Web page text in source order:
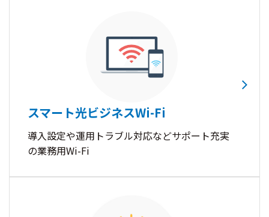
スマート光ビジネスWi-Fi
導入設定や運用トラブル対応などサポート充実
の業務用Wi-Fi